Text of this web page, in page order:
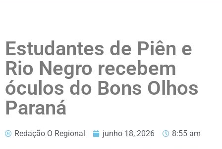
Estudantes de Piên e
Rio Negro recebem
óculos do Bons Olhos
Paraná
Redação O Regional junho 18, 2026 8:55 am